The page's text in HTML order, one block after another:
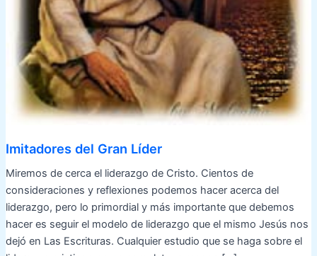
Imitadores del Gran Líder
Miremos de cerca el liderazgo de Cristo. Cientos de
consideraciones y reflexiones podemos hacer acerca del
liderazgo, pero lo primordial y más importante que debemos
hacer es seguir el modelo de liderazgo que el mismo Jesús nos
dejó en Las Escrituras. Cualquier estudio que se haga sobre el